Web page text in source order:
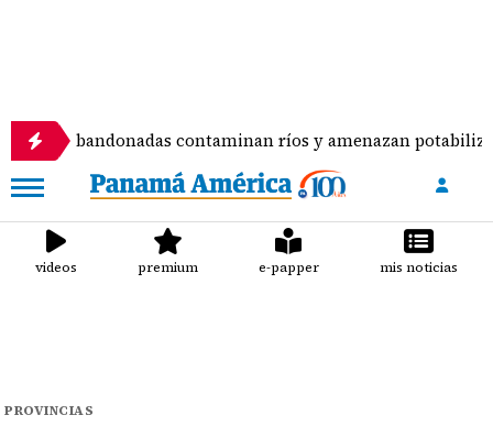
contaminan ríos y amenazan potabilizadora en
videos premium e-papper mis noticias
PROVINCIAS